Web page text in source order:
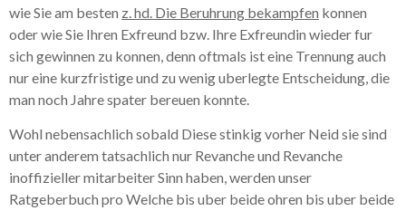
wie Sie am besten z. hd. Die Beruhrung bekampfen konnen
oder wie Sie Ihren Exfreund bzw. Ihre Exfreundin wieder fur
sich gewinnen zu konnen, denn oftmals ist eine Trennung auch
nur eine kurzfristige und zu wenig uberlegte Entscheidung, die
man noch Jahre spater bereuen konnte.
Wohl nebensachlich sobald Diese stinkig vorher Neid sie sind
unter anderem tatsachlich nur Revanche und Revanche
inoffizieller mitarbeiter Sinn haben, werden unser
Ratgeberbuch pro Welche bis uber beide ohren bis uber beide